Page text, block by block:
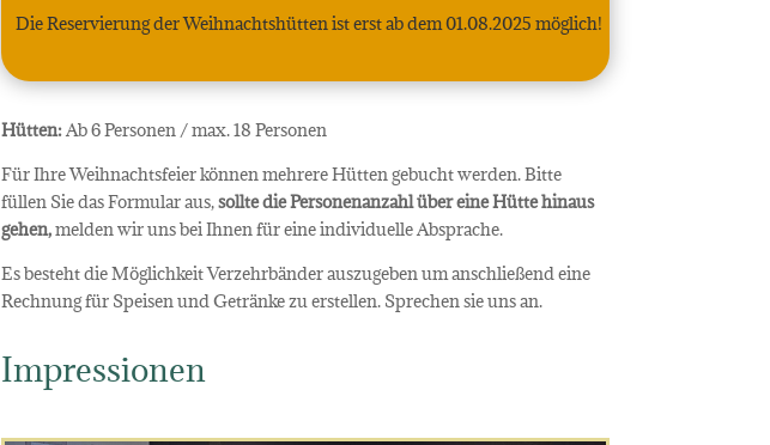
Die Reservierung der Weihnachtshütten ist erst ab dem 01.08.2025 möglich!
Hütten:Ab 6 Personen / max. 18 Personen
Für Ihre Weihnachtsfeier können mehrere Hütten gebucht werden. Bitte
füllen Sie das Formular aus,sollte die Personenanzahlüber eine Hütte hinaus
gehen,melden wir uns bei Ihnen für eine individuelle Absprache.
Es besteht die Möglichkeit Verzehrbänder auszugeben um anschließend eine
Rechnung für Speisen und Getränke zu erstellen. Sprechen sie uns an.
Impressionen